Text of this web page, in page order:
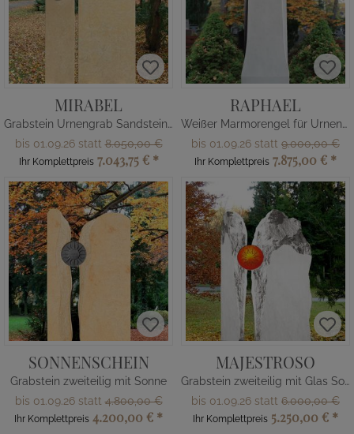
MIRABEL
Grabstein Urnengrab Sandstein mit Engelfigur
bis 01.09.26 statt8.050,00 €
Ihr Komplettpreis 7.043,75 € *
RAPHAEL
Weißer Marmorengel für Urnengrab
bis 01.09.26 statt 9.000,00 €
Ihr Komplettpreis 7.875,00 € *
SONNENSCHEIN
Grabstein zweiteilig mit Sonne
bis 01.09.26 statt4.800,00 €
Ihr Komplettpreis 4.200,00 € *
MAJESTROSO
Grabstein zweiteilig mit Glas Sonne
bis 01.09.26 statt 6.000,00 €
Ihr Komplettpreis 5.250,00 € *